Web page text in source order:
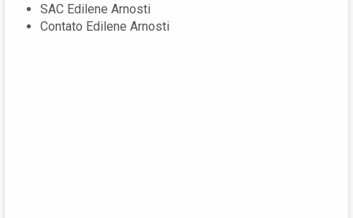
SAC Edilene Arnosti
Contato Edilene Arnosti